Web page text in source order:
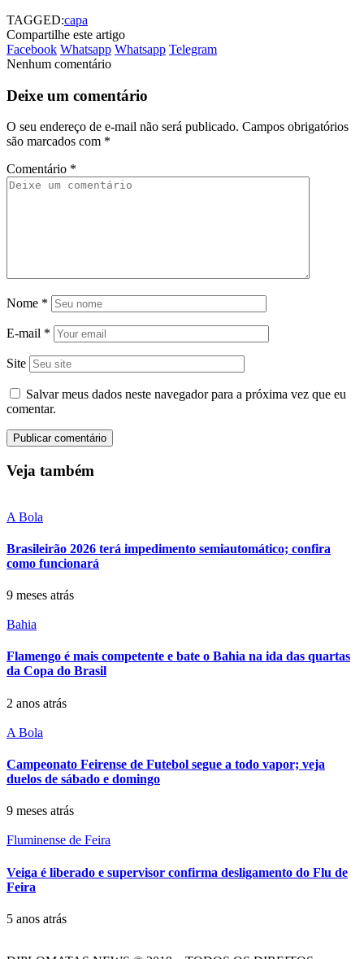
TAGGED:capa
Compartilhe este artigo
Facebook Whatsapp Whatsapp Telegram
Nenhum comentário
Deixe um comentário
O seu endereço de e-mail não será publicado. Campos obrigatórios
são marcados com *
Comentário *
Nome *
E-mail *
Site
Salvar meus dados neste navegador para a próxima vez que eu
comentar.
Veja também
A Bola
Brasileirão 2026 terá impedimento semiautomático; confira
como funcionará
9 meses atrás
Bahia
Flamengo é mais competente e bate o Bahia na ida das quartas
da Copa do Brasil
2 anos atrás
A Bola
Campeonato Feirense de Futebol segue a todo vapor; veja
duelos de sábado e domingo
9 meses atrás
Fluminense de Feira
Veiga é liberado e supervisor confirma desligamento do Flu de
Feira
5 anos atrás